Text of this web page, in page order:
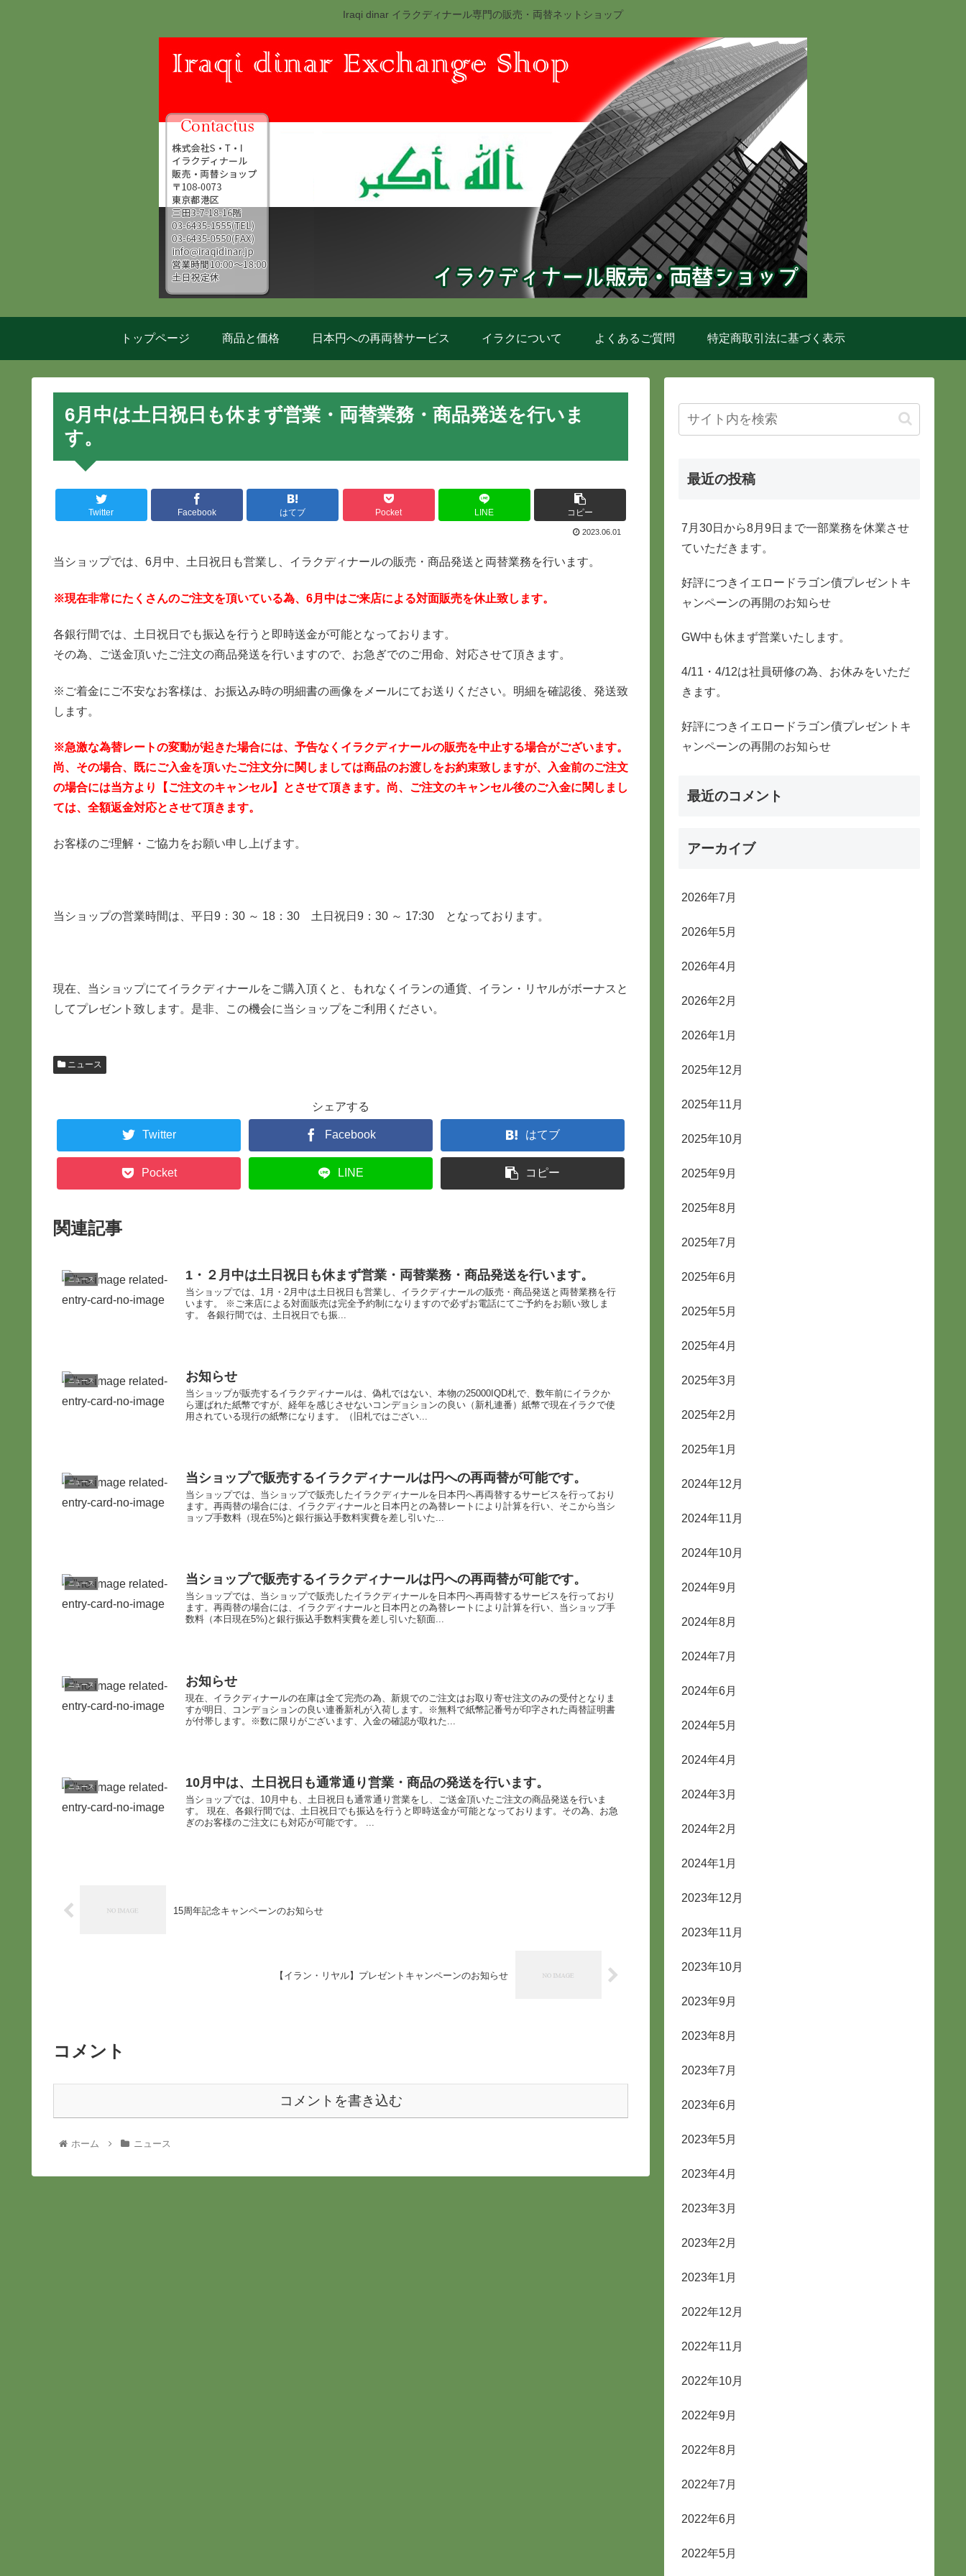
Iraqi dinar イラクディナール専門の販売・両替ネットショップ
トップページ 商品と価格 日本円への再両替サービス イラクについて よくあるご質問 特定商取引法に基づく表示
6月中は土日祝日も休まず営業・両替業務・商品発送を行いま
す。
Twitter Facebook はてブ Pocket LINE コピー
2023.06.01
当ショップでは、6月中、土日祝日も営業し、イラクディナールの販売・商品発送と両替業務を行います。
※現在非常にたくさんのご注文を頂いている為、6月中はご来店による対面販売を休止致します。
各銀行間では、土日祝日でも振込を行うと即時送金が可能となっております。
その為、ご送金頂いたご注文の商品発送を行いますので、お急ぎでのご用命、対応させて頂きます。
※ご着金にご不安なお客様は、お振込み時の明細書の画像をメールにてお送りください。明細を確認後、発送致
します。
※急激な為替レートの変動が起きた場合には、予告なくイラクディナールの販売を中止する場合がございます。
尚、その場合、既にご入金を頂いたご注文分に関しましては商品のお渡しをお約束致しますが、入金前のご注文
の場合には当方より【ご注文のキャンセル】とさせて頂きます。尚、ご注文のキャンセル後のご入金に関しまし
ては、全額返金対応とさせて頂きます。
お客様のご理解・ご協力をお願い申し上げます。
当ショップの営業時間は、平日9：30 ～ 18：30 土日祝日9：30 ～ 17:30 となっております。
現在、当ショップにてイラクディナールをご購入頂くと、もれなくイランの通貨、イラン・リヤルがボーナスと
してプレゼント致します。是非、この機会に当ショップをご利用ください。
ニュース
シェアする
Twitter Facebook はてブ
Pocket LINE コピー
関連記事
ニュース 1・２月中は土日祝日も休まず営業・両替業務・商品発送を行います。
当ショップでは、1月・2月中は土日祝日も営業し、イラクディナールの販売・商品発送と両替業務を行
います。 ※ご来店による対面販売は完全予約制になりますので必ずお電話にてご予約をお願い致しま
す。 各銀行間では、土日祝日でも振...
ニュース お知らせ
当ショップが販売するイラクディナールは、偽札ではない、本物の25000IQD札で、数年前にイラクか
ら運ばれた紙幣ですが、経年を感じさせないコンデョションの良い（新札連番）紙幣で現在イラクで使
用されている現行の紙幣になります。（旧札ではござい...
ニュース 当ショップで販売するイラクディナールは円への再両替が可能です。
当ショップでは、当ショップで販売したイラクディナールを日本円へ再両替するサービスを行っており
ます。再両替の場合には、イラクディナールと日本円との為替レートにより計算を行い、そこから当シ
ョップ手数料（現在5%)と銀行振込手数料実費を差し引いた...
ニュース 当ショップで販売するイラクディナールは円への再両替が可能です。
当ショップでは、当ショップで販売したイラクディナールを日本円へ再両替するサービスを行っており
ます。再両替の場合には、イラクディナールと日本円との為替レートにより計算を行い、当ショップ手
数料（本日現在5%)と銀行振込手数料実費を差し引いた額面...
ニュース お知らせ
現在、イラクディナールの在庫は全て完売の為、新規でのご注文はお取り寄せ注文のみの受付となりま
すが明日、コンデョションの良い連番新札が入荷します。※無料で紙幣記番号が印字された両替証明書
が付帯します。※数に限りがございます、入金の確認が取れた...
ニュース 10月中は、土日祝日も通常通り営業・商品の発送を行います。
当ショップでは、10月中も、土日祝日も通常通り営業をし、ご送金頂いたご注文の商品発送を行いま
す。 現在、各銀行間では、土日祝日でも振込を行うと即時送金が可能となっております。その為、お急
ぎのお客様のご注文にも対応が可能です。 ...
15周年記念キャンペーンのお知らせ
【イラン・リヤル】プレゼントキャンペーンのお知らせ
コメント
コメントを書き込む
ホーム ニュース
最近の投稿
7月30日から8月9日まで一部業務を休業させ
ていただきます。
好評につきイエロードラゴン債プレゼントキ
ャンペーンの再開のお知らせ
GW中も休まず営業いたします。
4/11・4/12は社員研修の為、お休みをいただ
きます。
好評につきイエロードラゴン債プレゼントキ
ャンペーンの再開のお知らせ
最近のコメント
アーカイブ
2026年7月
2026年5月
2026年4月
2026年2月
2026年1月
2025年12月
2025年11月
2025年10月
2025年9月
2025年8月
2025年7月
2025年6月
2025年5月
2025年4月
2025年3月
2025年2月
2025年1月
2024年12月
2024年11月
2024年10月
2024年9月
2024年8月
2024年7月
2024年6月
2024年5月
2024年4月
2024年3月
2024年2月
2024年1月
2023年12月
2023年11月
2023年10月
2023年9月
2023年8月
2023年7月
2023年6月
2023年5月
2023年4月
2023年3月
2023年2月
2023年1月
2022年12月
2022年11月
2022年10月
2022年9月
2022年8月
2022年7月
2022年6月
2022年5月